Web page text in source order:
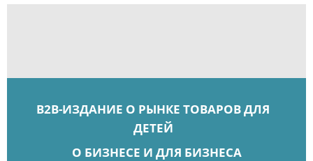
B2B-ИЗДАНИЕ О РЫНКЕ ТОВАРОВ ДЛЯ
ДЕТЕЙ
О БИЗНЕСЕ И ДЛЯ БИЗНЕСА